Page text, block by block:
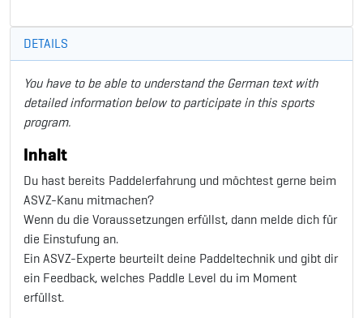
DETAILS
You have to be able to understand the German text with
detailed information below to participate in this sports
program.
Inhalt
Du hast bereits Paddelerfahrung und möchtest gerne beim
ASVZ-Kanu mitmachen?
Wenn du die Voraussetzungen erfüllst, dann melde dich für
die Einstufung an.
Ein ASVZ-Experte beurteilt deine Paddeltechnik und gibt dir
ein Feedback, welches Paddle Level du im Moment
erfüllst.